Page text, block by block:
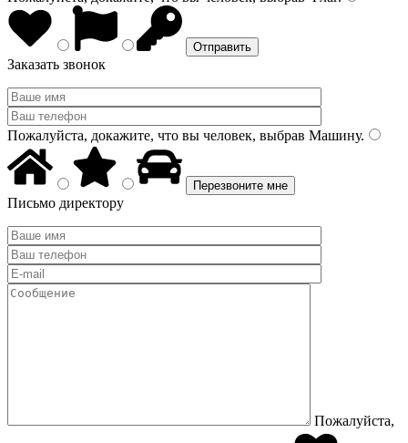
Заказать звонок
Пожалуйста, докажите, что вы человек, выбрав Машину.
Письмо директору
Пожалуйста,